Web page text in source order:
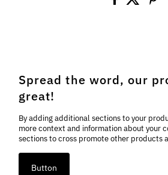
Spread the word, our
great!
By adding additional sections to your
more context and information about your
sections to cross promote other products
Button